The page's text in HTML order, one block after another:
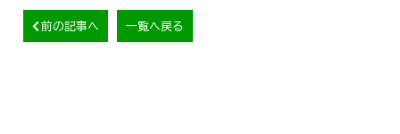
前の記事へ 一覧へ戻る